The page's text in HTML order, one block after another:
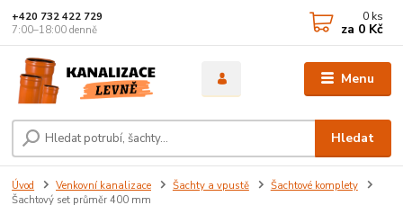
Menu
Hledat
+420 732 422 729
7:00–18:00 denně
0 ks
za 0 Kč
Úvod Venkovní kanalizace Šachty a vpustě
Šachtové komplety
Šachtový set průměr 400 mm